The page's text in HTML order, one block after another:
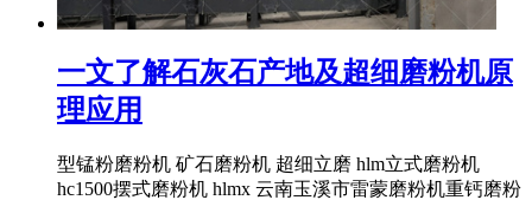
一文了解石灰石产地及超细磨粉机原
理应用
型锰粉磨粉机 矿石磨粉机 超细立磨 hlm立式磨粉机
hc1500摆式磨粉机 hlmx 云南玉溪市雷蒙磨粉机重钙磨粉